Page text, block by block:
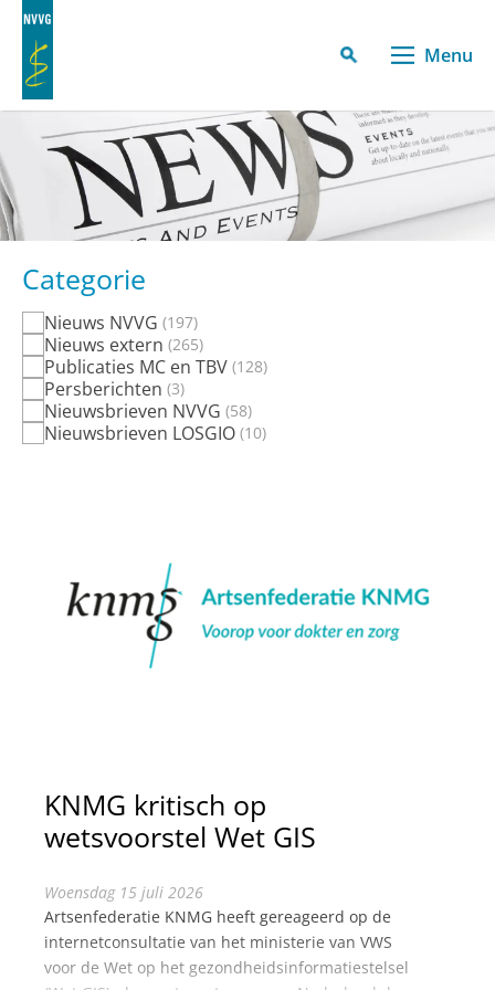
Menu
Categorie
Nieuws NVVG 197
Nieuws extern 265
Publicaties MC en TBV 128
Persberichten 3
Nieuwsbrieven NVVG 58
Nieuwsbrieven LOSGIO 10
KNMG kritisch op
wetsvoorstel Wet GIS
woensdag 15 juli 2026
Artsenfederatie KNMG heeft gereageerd op de
internetconsultatie van het ministerie van VWS
voor de Wet op het gezondheidsinformatiestelsel